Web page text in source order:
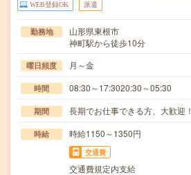
WEB登録OK 派遣
勤務地
山形県東根市
神町駅から徒歩10分
曜日頻度 月～金
時間 08:30～17:3020:30～05:30
期間 長期でお仕事できる方、大歓迎！
時給 時給1150～1350円
交通費
交通費規定内支給